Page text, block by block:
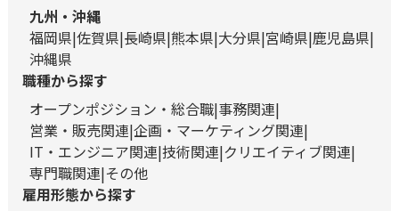
九州・沖縄
福岡県 佐賀県 長崎県 熊本県 大分県 宮崎県 鹿児島県
沖縄県
職種から探す
オープンポジション・総合職 事務関連
営業・販売関連 企画・マーケティング関連
IT・エンジニア関連 技術関連 クリエイティブ関連
専門職関連 その他
雇用形態から探す